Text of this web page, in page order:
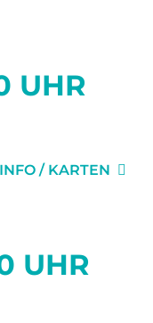
UHR
INFO / KARTEN
UHR